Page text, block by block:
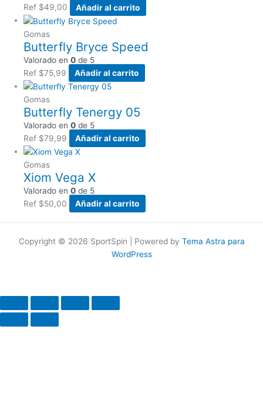
Ref $49,00 Añadir al carrito
Gomas
Butterfly Bryce Speed
Valorado en 0 de 5
Ref $75,99 Añadir al carrito
Gomas
Butterfly Tenergy 05
Valorado en 0 de 5
Ref $79,99 Añadir al carrito
Gomas
Xiom Vega X
Valorado en 0 de 5
Ref $50,00 Añadir al carrito
Copyright © 2026 SportSpin | Powered by Tema Astra para
WordPress